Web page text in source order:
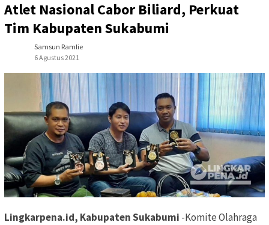
Atlet Nasional Cabor Biliard, Perkuat
Tim Kabupaten Sukabumi
Samsun Ramlie
6 Agustus 2021
Lingkarpena.id, Kabupaten Sukabumi -Komite Olahraga